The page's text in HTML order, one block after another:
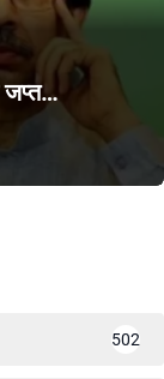
जप्त…
502